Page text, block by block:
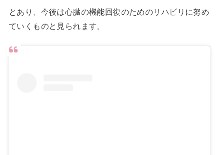
とあり、今後は心臓の機能回復のためのリハビリに努め
ていくものと見られます。